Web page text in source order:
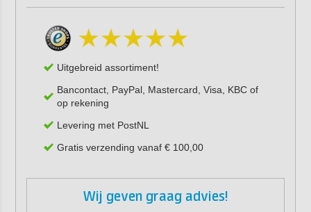
Uitgebreid assortiment!
Bancontact, PayPal, Mastercard, Visa, KBC of
op rekening
Levering met PostNL
Gratis verzending vanaf € 100,00
Wij geven graag advies!